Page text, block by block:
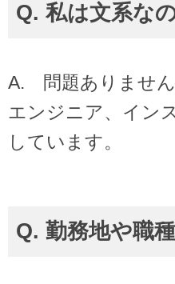
Q. 私は文系な
A. 問題ありませ
エンジニア、イン
しています。
Q. 勤務地や職